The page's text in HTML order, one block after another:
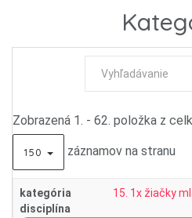
Zobrazená 1. - 62. položka z
150 záznamov na stranu
kategória
15. 1x žiačky
disciplína